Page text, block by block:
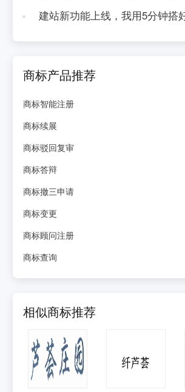
建站新功能上线，我用5分钟搭
商标产品推荐
商标智能注册
商标续展
商标驳回复审
商标答辩
商标撤三申请
商标变更
商标顾问注册
商标查询
相似商标推荐